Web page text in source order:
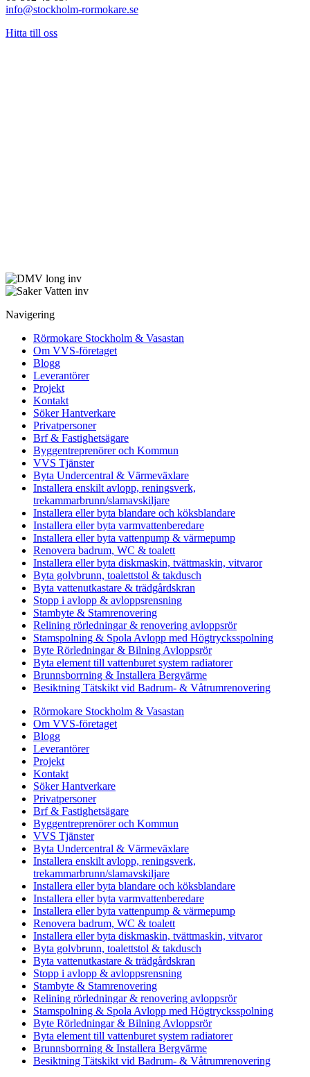
info@stockholm-rormokare.se
Hitta till oss
Navigering
Rörmokare Stockholm & Vasastan
Om VVS-företaget
Blogg
Leverantörer
Projekt
Kontakt
Söker Hantverkare
Privatpersoner
Brf & Fastighetsägare
Byggentreprenörer och Kommun
VVS Tjänster
Byta Undercentral & Värmeväxlare
Installera enskilt avlopp, reningsverk,
trekammarbrunn/slamavskiljare
Installera eller byta blandare och köksblandare
Installera eller byta varmvattenberedare
Installera eller byta vattenpump & värmepump
Renovera badrum, WC & toalett
Installera eller byta diskmaskin, tvättmaskin, vitvaror
Byta golvbrunn, toalettstol & takdusch
Byta vattenutkastare & trädgårdskran
Stopp i avlopp & avloppsrensning
Stambyte & Stamrenovering
Relining rörledningar & renovering avloppsrör
Stamspolning & Spola Avlopp med Högtrycksspolning
Byte Rörledningar & Bilning Avloppsrör
Byta element till vattenburet system radiatorer
Brunnsborrning & Installera Bergvärme
Besiktning Tätskikt vid Badrum- & Våtrumrenovering
Rörmokare Stockholm & Vasastan
Om VVS-företaget
Blogg
Leverantörer
Projekt
Kontakt
Söker Hantverkare
Privatpersoner
Brf & Fastighetsägare
Byggentreprenörer och Kommun
VVS Tjänster
Byta Undercentral & Värmeväxlare
Installera enskilt avlopp, reningsverk,
trekammarbrunn/slamavskiljare
Installera eller byta blandare och köksblandare
Installera eller byta varmvattenberedare
Installera eller byta vattenpump & värmepump
Renovera badrum, WC & toalett
Installera eller byta diskmaskin, tvättmaskin, vitvaror
Byta golvbrunn, toalettstol & takdusch
Byta vattenutkastare & trädgårdskran
Stopp i avlopp & avloppsrensning
Stambyte & Stamrenovering
Relining rörledningar & renovering avloppsrör
Stamspolning & Spola Avlopp med Högtrycksspolning
Byte Rörledningar & Bilning Avloppsrör
Byta element till vattenburet system radiatorer
Brunnsborrning & Installera Bergvärme
Besiktning Tätskikt vid Badrum- & Våtrumrenovering